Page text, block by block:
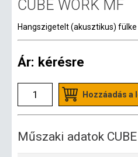
CUBE WORK MF
Hangszigetelt (akusztikus) fülke
Ár: kérésre
Hozzáadás a
Műszaki adatok